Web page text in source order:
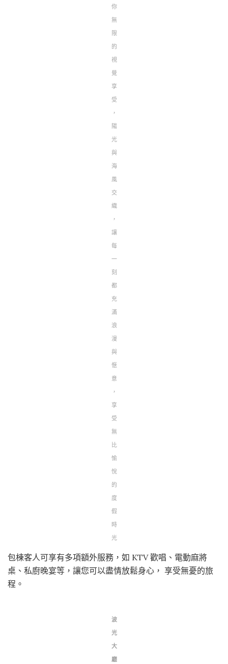
你
無
限
的
視
覺
享
受
，
陽
光
與
海
風
交
織
，
讓
每
一
刻
都
充
滿
浪
漫
與
愜
意
，
享
受
無
比
愉
悅
的
度
假
時
光
包棟客人可享有多項額外服務，如 KTV 歡唱、電動麻將
桌、私廚晚宴等，讓您可以盡情放鬆身心， 享受無憂的旅
程。
波
光
大
廳